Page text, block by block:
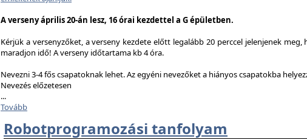
A verseny április 20-án lesz, 16 órai kezdettel a G épületben.
Kérjük a versenyzőket, a verseny kezdete előtt legalább 20 perccel jelenjenek meg,
maradjon idő! A verseny időtartama kb 4 óra.
Nevezni 3-4 fős csapatoknak lehet. Az egyéni nevezőket a hiányos csapatokba
Nevezés előzetesen
...
Tovább
Robotprogramozási tanfolyam